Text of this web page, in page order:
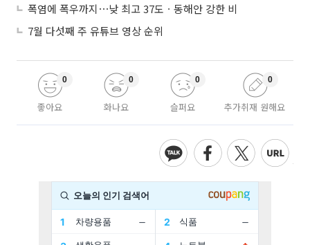
폭염에 폭우까지⋯낮 최고 37도ㆍ동해안 강한 비
7월 다섯째 주 유튜브 영상 순위
좋아요
0
화나요
0
슬퍼요
0
추가취재 원해요
0